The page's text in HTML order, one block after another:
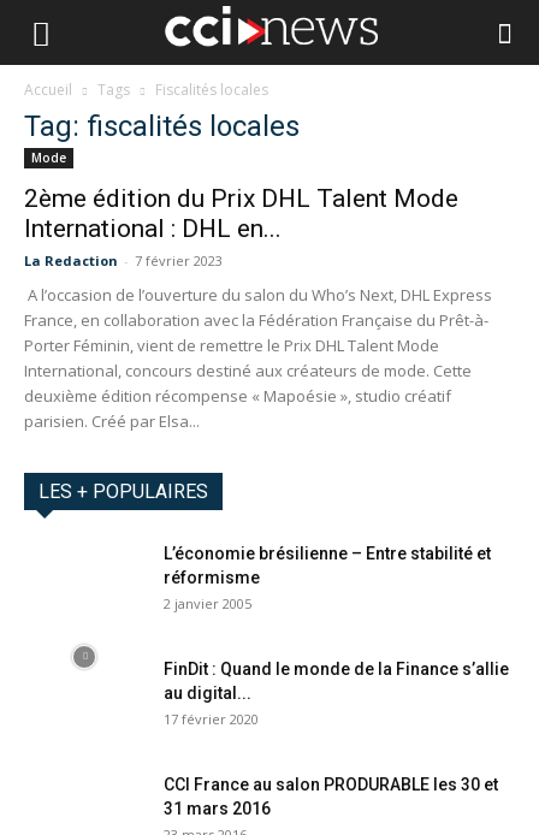
Accueil Tags Fiscalités locales
Tag: fiscalités locales
Mode
2ème édition du Prix DHL Talent Mode
International : DHL en...
La Redaction - 7 février 2023
A l’occasion de l’ouverture du salon du Who’s Next, DHL Express
France, en collaboration avec la Fédération Française du Prêt-à-
Porter Féminin, vient de remettre le Prix DHL Talent Mode
International, concours destiné aux créateurs de mode. Cette
deuxième édition récompense « Mapoésie », studio créatif
parisien. Créé par Elsa...
LES + POPULAIRES
L’économie brésilienne – Entre stabilité et
réformisme
2 janvier 2005
FinDit : Quand le monde de la Finance s’allie
au digital...
17 février 2020
CCI France au salon PRODURABLE les 30 et
31 mars 2016